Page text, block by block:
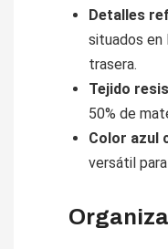
Detalles
situados en
trasera.
Tejido
50% de
Color azul
versátil